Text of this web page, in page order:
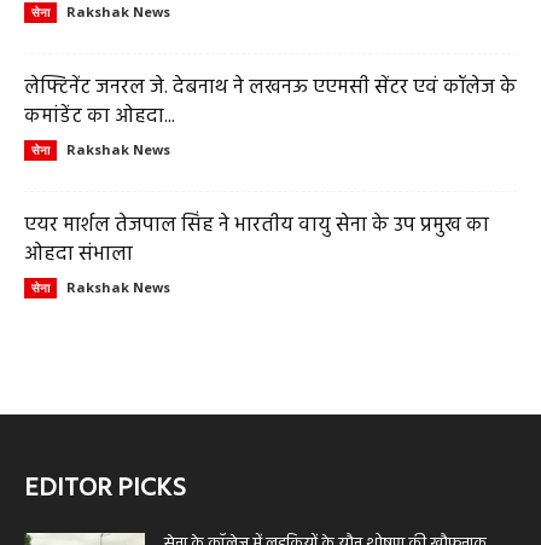
सेना Rakshak News
लेफ्टिनेंट जनरल जे. देबनाथ ने लखनऊ एएमसी सेंटर एवं कॉलेज के
कमांडेंट का ओहदा...
सेना Rakshak News
एयर मार्शल तेजपाल सिंह ने भारतीय वायु सेना के उप प्रमुख का
ओहदा संभाला
सेना Rakshak News
EDITOR PICKS